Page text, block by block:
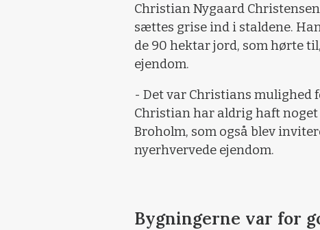
Christian Nygaard
sættes grise ind i staldene.
de 90 hektar jord, som hørte
ejendom.
- Det var Christians mulighed
Christian har aldrig haft
Broholm, som også blev
nyerhvervede ejendom.
Bygningerne var for